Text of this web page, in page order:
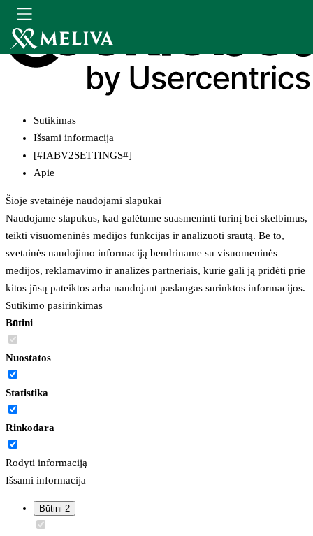
Sutikimas
Išsami informacija
[#IABV2SETTINGS#]
Apie
Šioje svetainėje naudojami slapukai
Naudojame slapukus, kad galėtume suasmeninti turinį bei skelbimus,
teikti visuomeninės medijos funkcijas ir analizuoti srautą. Be to,
svetainės naudojimo informaciją bendriname su visuomeninės
medijos, reklamavimo ir analizės partneriais, kurie gali ją pridėti prie
kitos jūsų pateiktos arba naudojant paslaugas surinktos informacijos.
Sutikimo pasirinkimas
Būtini
Nuostatos
Statistika
Rinkodara
Rodyti informaciją
Išsami informacija
Būtini 2